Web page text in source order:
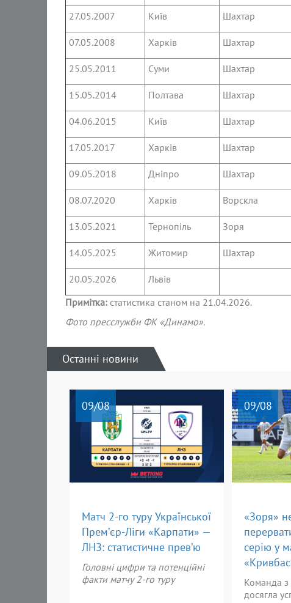
27.05.2007 Київ Шахтар
07.05.2008 Харків Шахтар
25.05.2011 Суми Шахтар
15.05.2014 Полтава Шахтар
04.06.2015 Київ Шахтар
17.05.2017 Харків Шахтар
09.05.2018 Дніпро Шахтар
08.07.2020 Харків Ворскла
13.05.2021 Тернопіль Зоря
14.05.2025 Житомир Шахтар
20.05.2026
Львів
Примітка: статистика станом на 21.04.2026.
Фото пресслужби ФК «Динамо».
Останні новини
09/08
Матч 2-го туру Української
Прем’єр-Ліги «Карпати» —
ЛНЗ: статистичне прев’ю
Головні цифри та потенційні
факти матчу 2-го туру
09/08
«Зоря»
серію у
Команда
досягла